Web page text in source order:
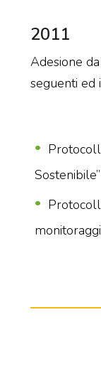
2011
Adesione
seguenti ed